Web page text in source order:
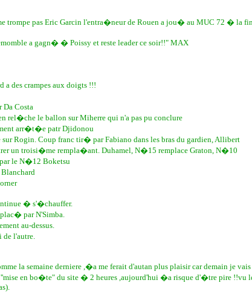
trompe pas Eric Garcin l'entra�neur de Rouen a jou� au MUC 72 � la
a gagn� � Poissy et reste leader ce soir!!" MAX
des crampes aux doigts !!!
Costa
rel�che le ballon sur Miherre qui n'a pas pu conclure
arr�t�e patr Djidonou
Rogin. Coup franc tir� par Fabiano dans les bras du gardien, Allibert
un troisi�me rempla�ant. Duhamel, N�15 remplace Graton, N�10
le N�12 Boketsu
� s'�chauffer.
par N'Simba.
au-dessus.
l'autre.
la semaine derniere ,�a me ferait d'autan plus plaisir car demain je
en bo�te" du site � 2 heures ,aujourd'hui �a risque d'�tre pire !!vu